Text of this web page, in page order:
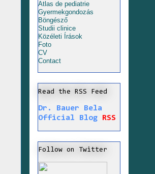
Atlas de pediatrie
Gyermekgondozás
Böngésző
Studii clinice
Közéleti Írások
Foto
CV
Contact
Read the RSS Feed
Dr. Bauer Bela
Official Blog
RSS
Follow on Twitter